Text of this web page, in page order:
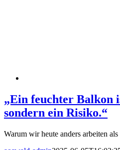
„Ein feuchter Balkon
sondern ein Risiko.“
Warum wir heute anders arbeiten